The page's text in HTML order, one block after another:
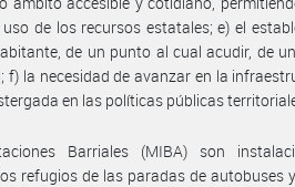
de los recursos estatales; e) el
de un punto al cual acudir, de
f) la necesidad de avanzar en la
en las políticas públicas
Barriales (MIBA) son
refugios de las paradas de autobuses